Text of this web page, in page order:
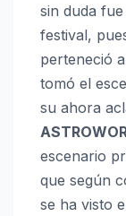
sin duda
festival,
perteneció
tomó el
su ahora
escenario
que según
se ha visto